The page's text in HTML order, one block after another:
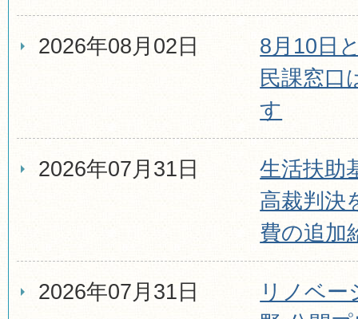
2026年08月02日
8月10日
民課窓口
す
2026年07月31日
生活扶助
高裁判決
費の追加
2026年07月31日
リノベー